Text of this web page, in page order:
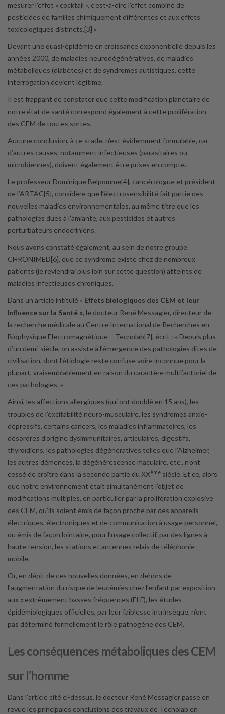
mesurer l’effet « cocktail », c’est-à-dire l’effet combiné de
pesticides de familles chimiquement différentes et aux effets
toxicologiques distincts.[3] »
Devant une quasi-épidémie en croissance exponentielle depuis les
années 2000, de maladies neurodégénératives, de maladies
métaboliques (diabètes) et de syndromes autistiques, cette
interrogation devient légitime.
Il est frappant de constater que cette modification planétaire de
notre état de santé correspond également à cette prolifération
des CEM de toutes sortes.
Aucune conclusion, à ce stade, n’est évidemment formulable, car
d’autres causes, notamment infectieuses (parasitaires ou
microbiennes), doivent également être prises en compte.
Le professeur Dominique Belpomme[4], cancérologue et président
de l’ARTAC[5], considère que l‘électrosensibilité fait partie des
nouvelles maladies environnementales, au même titre que les
pathologies dues à l’amiante, aux pesticides et autres
perturbateurs endocriniens.
Nous avons constaté également, au sein de notre groupe
CHRONIMED[6], que ce syndrome existe chez de nombreux
patients (je reviendrai plus loin sur cette question) atteints de
maladies infectieuses chroniques.
Dans un article intitulé « Effets biologiques des CEM et leur
Influence sur la Santé », le docteur René Messagier, directeur de
la recherche médicale au Centre International de Recherches en
Biophysique Electromagnétique – Tecnolab[7], écrit : « Depuis plus
d’un demi-siècle, on assiste à l’émergence des pathologies dites de
civilisation, dont l’étiologie reste confuse voire inconnue pour la
plupart, vraisemblablement en raison du caractère multifactoriel de
ces pathologies. »
Ainsi, les affections allergiques (qui ont doublé en 15 ans), les
troubles de l’excitabilité neuro-musculaire, les syndromes anxio­
dépressifs, certains cancers, les maladies inflammatoires, les
désordres d’origine dysimmunitaires, articulaires, digestifs,
thyroïdiens, les pathologies dégénératives telles que l’Alzheimer,
les autres démences, la dégénérescence maculaire, etc., n’ont
cessé de croître dans la seconde partie du XXème siècle. Et ce, alors
que notre environnement était simultanément l’objet de
modifications multiples, en particulier par la prolifération explosive
des CEM, qu’ils soient émis de façon proche par des appareils
électriques, électroniques et de communication à usage personnel,
ou émis de façon lointaine, pour l’usage collectif, par des lignes à
haute tension, les stations et antennes relais de téléphonie
mobile.
Or, en dépit de ces nouvelles données, en dehors de
l’augmentation du risque de leucémies chez l’enfant par exposition
aux « extrêmement basses fréquences (ELF), les études
épidémiologiques officielles, par leur faiblesse intrinsèque, n’ont
pas déterminé formellement le rôle pathogène des CEM.
Les conséquences métaboliques des CEM
sur l’homme
Dans l’article cité ci-dessus, le docteur René Messagier passe en
revue les principales conclusions des travaux de Tecnolab en